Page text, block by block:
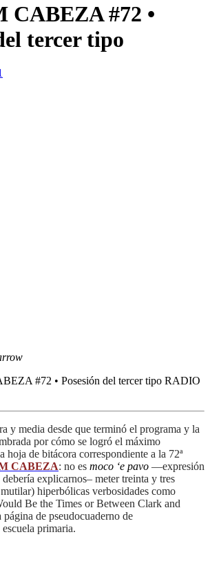
CABEZA #72 •
tercer tipo
#72 • Posesión del tercer tipo RADIO
y media desde que terminó el programa y la
por cómo se logró el máximo
hoja de bitácora correspondiente a la 72ª
CABEZA: no es moco ‘e pavo —expresión
explicarnos– meter treinta y tres
hiperbólicas verbosidades como
Be the Times or Between Clark and
de pseudocuaderno de
primaria.